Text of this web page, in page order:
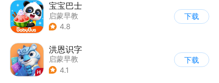
宝宝巴士
启蒙早教
| 儿童益智游戏
4.8
下载
洪恩识字
启蒙早教
4.1
下载